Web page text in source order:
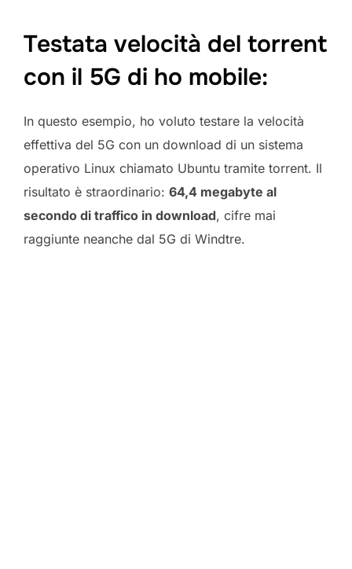
Testata velocità del torrent
con il 5G di ho mobile:
In questo esempio, ho voluto testare la velocità
effettiva del 5G con un download di un sistema
operativo Linux chiamato Ubuntu tramite torrent. Il
risultato è straordinario: 64,4 megabyte al
secondo di traffico in download, cifre mai
raggiunte neanche dal 5G di Windtre.